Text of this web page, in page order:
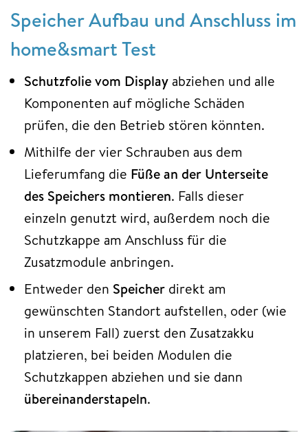
Speicher Aufbau und Anschluss im
home&smart Test
Schutzfolie vom Display abziehen und alle
Komponenten auf mögliche Schäden
prüfen, die den Betrieb stören könnten.
Mithilfe der vier Schrauben aus dem
Lieferumfang die Füße an der Unterseite
des Speichers montieren. Falls dieser
einzeln genutzt wird, außerdem noch die
Schutzkappe am Anschluss für die
Zusatzmodule anbringen.
Entweder den Speicher direkt am
gewünschten Standort aufstellen, oder (wie
in unserem Fall) zuerst den Zusatzakku
platzieren, bei beiden Modulen die
Schutzkappen abziehen und sie dann
übereinanderstapeln.